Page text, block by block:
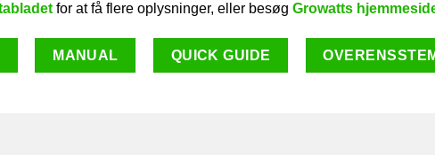
for at få flere oplysninger, eller besøg Growatts
MANUAL QUICK GUIDE